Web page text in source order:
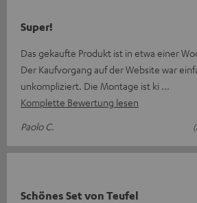
Super!
Das gekaufte Produkt ist in etwa einer
Der Kaufvorgang auf der Website war
unkompliziert. Die Montage ist ki
Komplette Bewertung lesen
Paolo C.
Schönes Set von Teufel